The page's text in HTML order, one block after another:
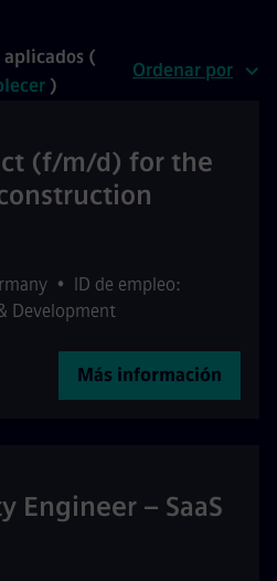
aplicados (
)
Ordenar por
(f/m/d) for the
• ID de empleo:
Development
Más información
Engineer – SaaS